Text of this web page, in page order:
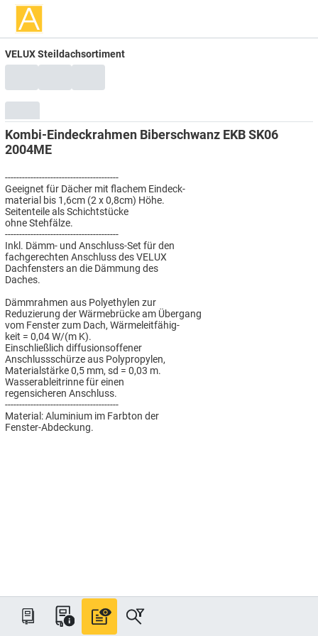
VELUX Steildachsortiment
Kombi-Eindeckrahmen Biberschwanz EKB SK06
2004ME
----------------------------------------
Geeignet für Dächer mit flachem Eindeck-
material bis 1,6cm (2 x 0,8cm) Höhe.
Seitenteile als Schichtstücke
ohne Stehfälze.
----------------------------------------
Inkl. Dämm- und Anschluss-Set für den
fachgerechten Anschluss des VELUX
Dachfensters an die Dämmung des
Daches.
Dämmrahmen aus Polyethylen zur
Reduzierung der Wärmebrücke am Übergang
vom Fenster zum Dach, Wärmeleitfähig-
keit = 0,04 W/(m K).
Einschließlich diffusionsoffener
Anschlussschürze aus Polypropylen,
Materialstärke 0,5 mm, sd = 0,03 m.
Wasserableitrinne für einen
regensicheren Anschluss.
----------------------------------------
Material: Aluminium im Farbton der
Fenster-Abdeckung.